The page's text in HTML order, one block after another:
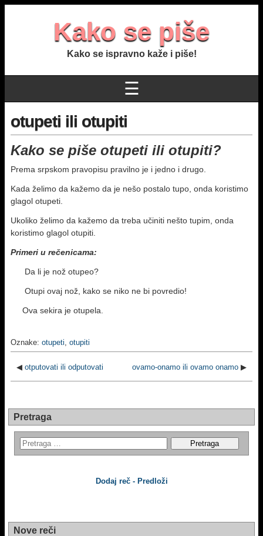
Kako se piše
Kako se ispravno kaže i piše!
☰
otupeti ili otupiti
Kako se piše otupeti ili otupiti?
Prema srpskom pravopisu pravilno je i jedno i drugo.
Kada želimo da kažemo da je nešo postalo tupo, onda koristimo
glagol otupeti.
Ukoliko želimo da kažemo da treba učiniti nešto tupim, onda
koristimo glagol otupiti.
Primeri u rečenicama:
Da li je nož otupeo?
Otupi ovaj nož, kako se niko ne bi povredio!
Ova sekira je otupela.
Oznake: otupeti, otupiti
◀ otputovati ili odputovati ovamo-onamo ili ovamo onamo ▶
Pretraga
Dodaj reč - Predloži
Nove reči